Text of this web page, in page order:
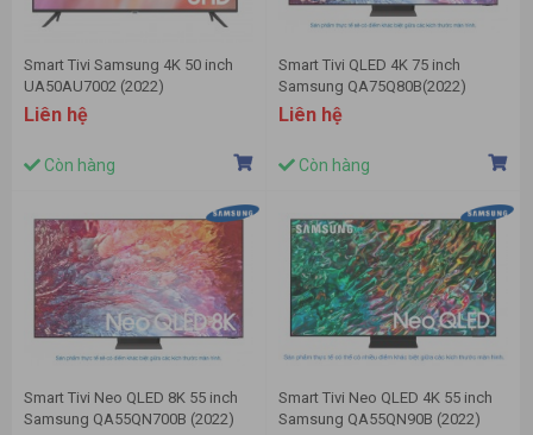
Smart Tivi Samsung 4K 50 inch
UA50AU7002 (2022)
Liên hệ
Còn hàng
Smart Tivi QLED 4K 75 inch
Samsung QA75Q80B(2022)
Liên hệ
Còn hàng
Smart Tivi Neo QLED 8K 55 inch
Samsung QA55QN700B (2022)
Smart Tivi Neo QLED 4K 55 inch
Samsung QA55QN90B (2022)